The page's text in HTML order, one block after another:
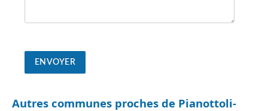
Autres communes proches de Pianottoli-